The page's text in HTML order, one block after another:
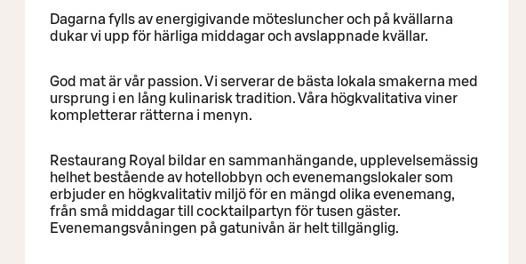
Dagarna fylls av energigivande mötesluncher och på kvällarna
dukar vi upp för härliga middagar och avslappnade kvällar.
God mat är vår passion. Vi serverar de bästa lokala smakerna med
ursprung i en lång kulinarisk tradition. Våra högkvalitativa viner
kompletterar rätterna i menyn.
Restaurang Royal bildar en sammanhängande, upplevelsemässig
helhet bestående av hotellobbyn och evenemangslokaler som
erbjuder en högkvalitativ miljö för en mängd olika evenemang,
från små middagar till cocktailpartyn för tusen gäster.
Evenemangsvåningen på gatunivån är helt tillgänglig.